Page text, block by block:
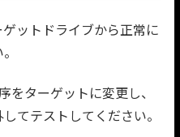
ットドライブから正常に
をターゲットに変更し、
てテストしてください。